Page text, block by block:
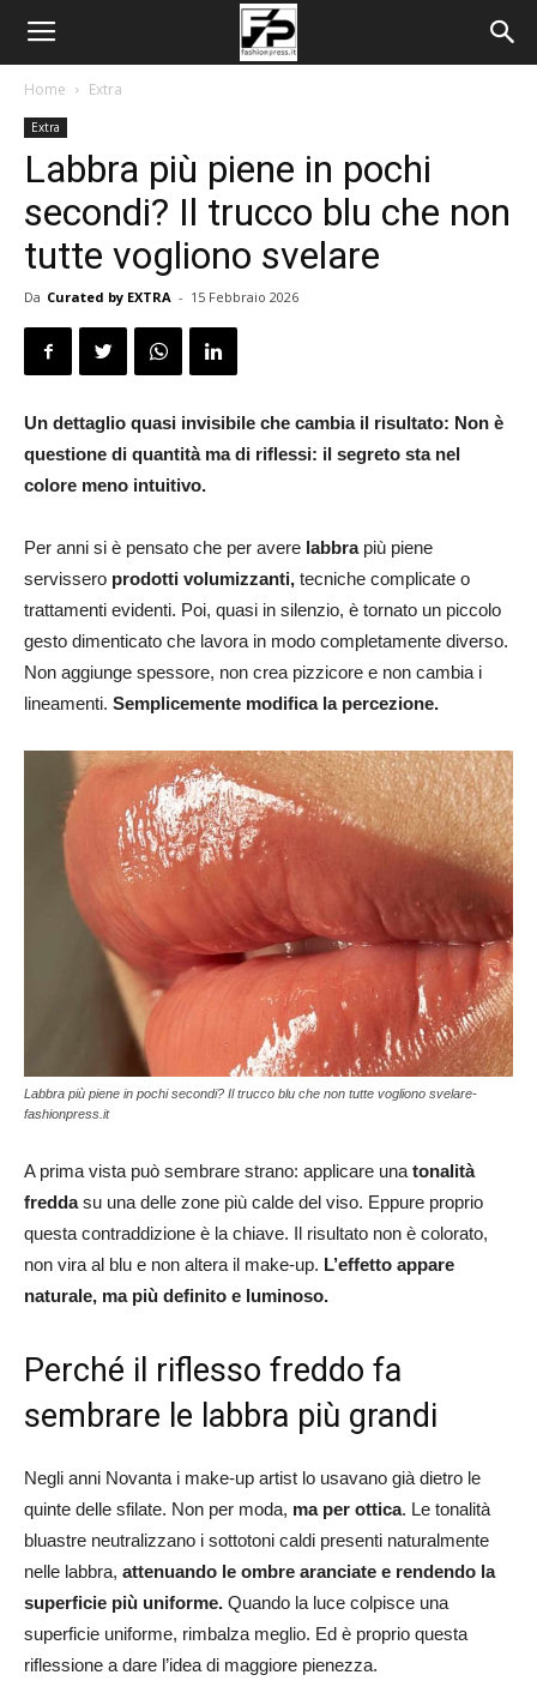
Home Extra
Extra
Labbra più piene in pochi
secondi? Il trucco blu che non
tutte vogliono svelare
Da Curated by EXTRA - 15 Febbraio 2026
Un dettaglio quasi invisibile che cambia il risultato: Non è
questione di quantità ma di riflessi: il segreto sta nel
colore meno intuitivo.
Per anni si è pensato che per avere labbrapiù piene
servissero prodotti volumizzanti, tecniche complicate o
trattamenti evidenti. Poi, quasi in silenzio, è tornato un piccolo
gesto dimenticato che lavora in modo completamente diverso.
Non aggiunge spessore, non crea pizzicore e non cambia i
lineamenti. Semplicemente modifica la percezione.
Labbra più piene in pochi secondi? Il trucco blu che non tutte vogliono svelare-
fashionpress.it
A prima vista può sembrare strano: applicare una tonalità
freddasu una delle zone più calde del viso. Eppure proprio
questa contraddizione è la chiave. Il risultato non è colorato,
non vira al blu e non altera il make-up. L’effetto appare
naturale, ma più definito e luminoso.
Perché il riflesso freddo fa
sembrare le labbra più grandi
Negli anni Novanta i make-up artist lo usavano già dietro le
quinte delle sfilate. Non per moda, ma per ottica. Le tonalità
bluastre neutralizzano i sottotoni caldi presenti naturalmente
nelle labbra, attenuando le ombre aranciate e rendendo la
superficie più uniforme. Quando la luce colpisce una
superficie uniforme, rimbalza meglio. Ed è proprio questa
riflessione a dare l’idea di maggiore pienezza.